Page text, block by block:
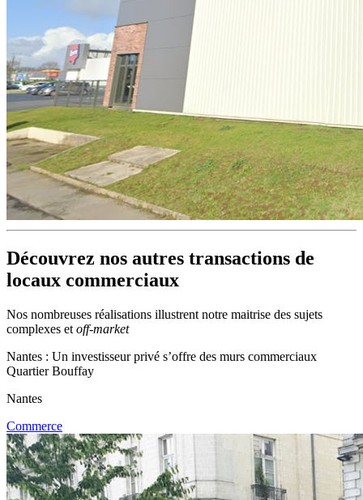
Découvrez nos autres transactions de
locaux commerciaux
Nos nombreuses réalisations illustrent notre maitrise des sujets
complexes et off-market
Nantes : Un investisseur privé s’offre des murs commerciaux
Quartier Bouffay
Nantes
Commerce